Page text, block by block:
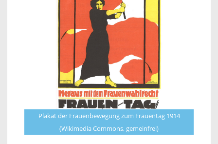
Plakat der Frauenbewegung zum Frauentag 1914
(Wikimedia Commons, gemeinfrei)